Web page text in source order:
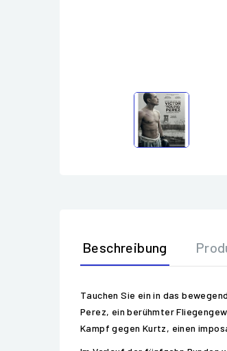
Beschreibung
Tauchen Sie ein in das
Perez, ein berühmter
Kampf gegen Kurtz, einen